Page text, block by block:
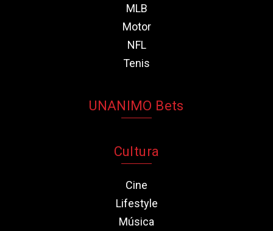
MLB
Motor
NFL
Tenis
UNANIMO Bets
Cultura
Cine
Lifestyle
Música